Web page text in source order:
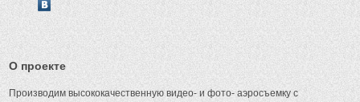
О проекте
Производим высококачественную видео- и фото- аэросъемку с